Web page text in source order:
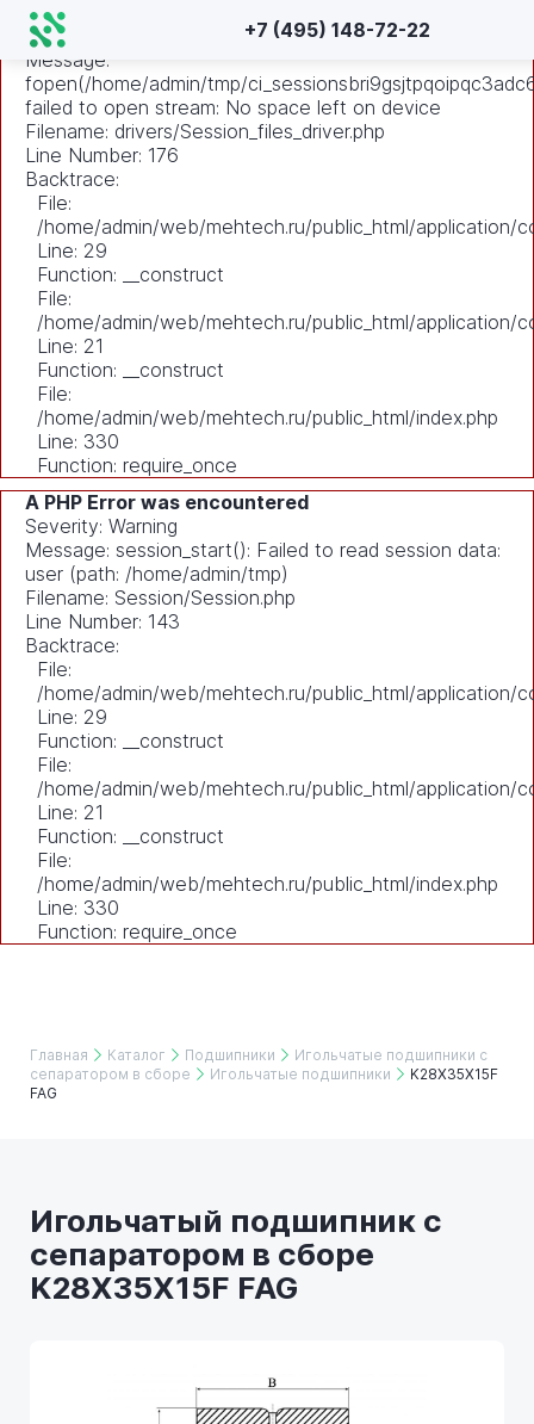
A PHP Error was encountered
Severity: Warning
Message:
fopen(/home/admin/tmp/
failed to open stream: No space left on device
Filename: drivers/Session_files_driver.php
Line Number: 176
Backtrace:
File:
/home/admin/web/mehtech.ru/public_html/application/
Line: 29
Function: __construct
File:
/home/admin/web/mehtech.ru/public_html/application/
Line: 21
Function: __construct
File:
/home/admin/web/mehtech.ru/public_html/index.php
Line: 330
Function: require_once
A PHP Error was encountered
Severity: Warning
Message: session_start(): Failed to read session data:
user (path: /home/admin/tmp)
Filename: Session/Session.php
Line Number: 143
Backtrace:
File:
/home/admin/web/mehtech.ru/public_html/application/
Line: 29
Function: __construct
File:
/home/admin/web/mehtech.ru/public_html/application/
Line: 21
Function: __construct
File:
/home/admin/web/mehtech.ru/public_html/index.php
Line: 330
Function: require_once
+7 (495) 148-72-22
Главная Каталог Подшипники
Игольчатые подшипники с
сепаратором в сборе
Игольчатые подшипники
K28X35X15F
FAG
Игольчатый подшипник с
сепаратором в сборе
K28X35X15F FAG